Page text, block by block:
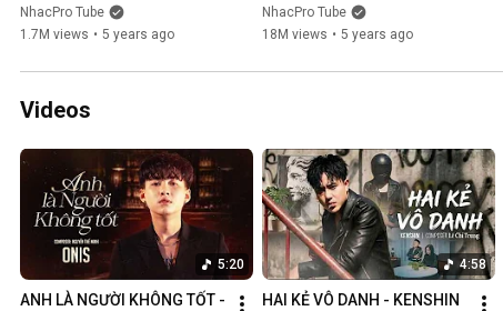
Steven Nguyễn, Lợi Trần |
Webdrama Yang Hồ 2021
NhacPro Tube
1.7M views • 5 years ago
Nguyễn, Lợi Trần |
Webdrama Yang Hồ 2021
NhacPro Tube
18M views • 5 years ago
Videos
5:20
ANH LÀ NGƯỜI KHÔNG TỐT -
4:58
HAI KẺ VÔ DANH - KENSHIN